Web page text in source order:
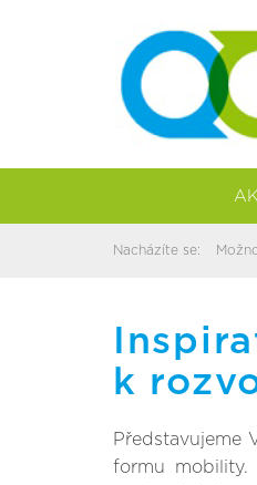
Nacházíte se:
k
Představujeme
formu mobility.